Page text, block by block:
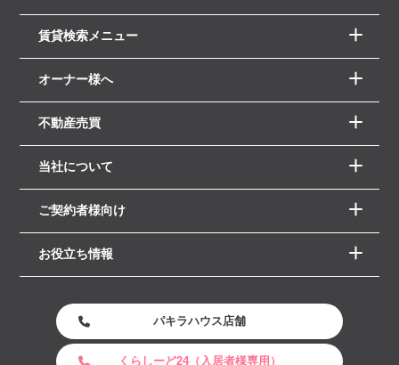
賃貸検索メニュー
オーナー様へ
不動産売買
当社について
ご契約者様向け
お役立ち情報
パキラハウス店舗
くらしーど24（入居者様専用）